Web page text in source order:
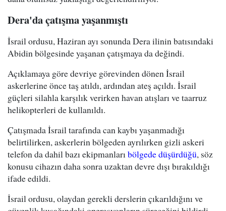
Dera'da çatışma yaşanmıştı
İsrail ordusu, Haziran ayı sonunda Dera ilinin batısındaki
Abidin bölgesinde yaşanan çatışmaya da değindi.
Açıklamaya göre devriye görevinden dönen İsrail
askerlerine önce taş atıldı, ardından ateş açıldı. İsrail
güçleri silahla karşılık verirken havan atışları ve taarruz
helikopterleri de kullanıldı.
Çatışmada İsrail tarafında can kaybı yaşanmadığı
belirtilirken, askerlerin bölgeden ayrılırken gizli askeri
telefon da dahil bazı ekipmanlarıbölgede düşürdüğü, söz
konusu cihazın daha sonra uzaktan devre dışı bırakıldığı
ifade edildi.
İsrail ordusu, olaydan gerekli derslerin çıkarıldığını ve